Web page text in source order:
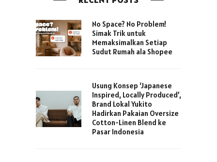
No Space? No Problem!
Simak Trik untuk
Memaksimalkan Setiap
Sudut Rumah ala Shopee
Usung Konsep ‘Japanese
Inspired, Locally Produced’,
Brand Lokal Yukito
Hadirkan Pakaian Oversize
Cotton-Linen Blend ke
Pasar Indonesia